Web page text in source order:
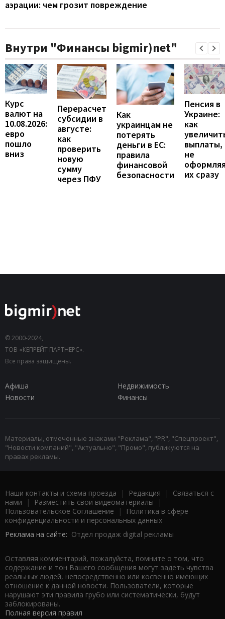
аэрации: чем грозит повреждение
Внутри "Финансы bigmir)net"
Курс
валют на
10.08.2026:
евро
пошло
вниз
Перерасчет
субсидии в
августе:
как
проверить
новую
сумму
через ПФУ
Как
украинцам не
потерять
деньги в ЕС:
правила
финансовой
безопасности
Пенсия в
Украине:
как
выплаты,
не
их сразу
© 2000-2024,
ТОВ «КЕПРЕЙТ ПАРТНЕРС».
Все права защищены.
Афиша
Недвижимость
Новости
Финансы
Материалы, отмеченные знаками "Реклама", "PR", "Спецпроект",
"Новости компаний", "Актуально", "Промо", публикуются на
правах рекламы.
Наши контакты и схема проезда | Редакция | Связаться с
нами | Разместить свои видеоматериалы |
Пользовательское Соглашение |
Политика в сфере
конфиденциальности и персональных данных
Реклама на сайте: Отдел продаж digital рекламы
Оставляя комментарий, пожалуйста, помните о том, что
содержание и тон Вашего сообщения могут задеть чувства
реальных людей, непосредственно или косвенно имеющих
отношение к данной новости. Пользователи, которые
нарушают эти правила грубо или систематически, будут
заблокированы.
Полная версия правил